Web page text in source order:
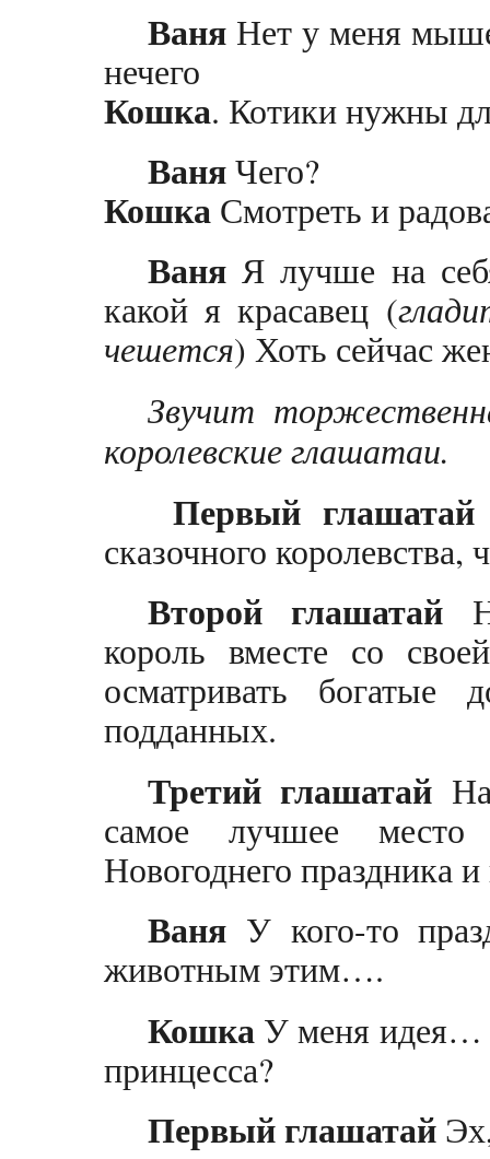
Ваня Нет у меня
нечего
Кошка. Котики нужны
ВаняЧего?
Кошка Смотреть и
Ваня Я лучше на
какой я красавец (
чешется) Хоть сейчас
Звучит
королевские глашатаи.
Первый глашатай
сказочного королевства,
Второй глашатай
король вместе со
осматривать
подданных.
Третий глашатай
самое лучшее
Новогоднего праздника
Ваня У кого-то
животным этим….
Кошка У меня
принцесса?
Первый глашатай